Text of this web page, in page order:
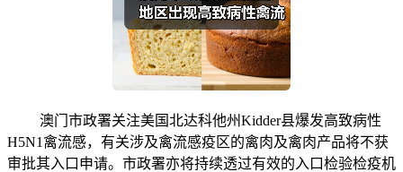
澳门市政署关注美国北达科他州Kidder县爆发高致病性
H5N1禽流感，有关涉及禽流感疫区的禽肉及禽肉产品将不获
审批其入口申请。市政署亦将持续透过有效的入口检验检疫机